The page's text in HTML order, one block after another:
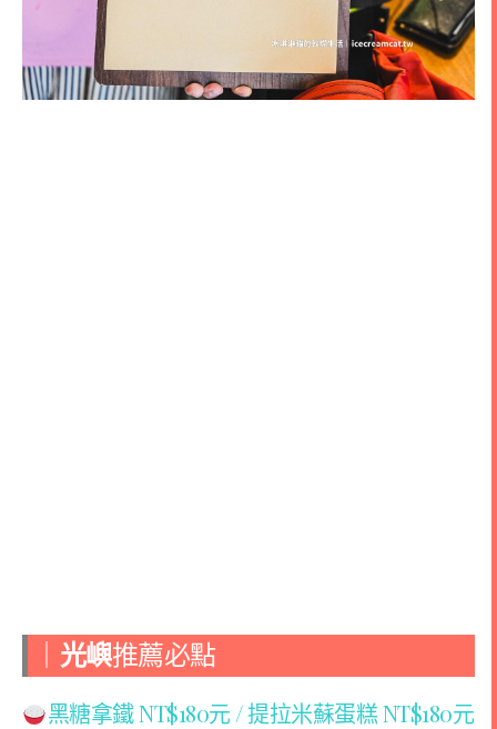
光嶼推薦必點
黑糖拿鐵 NT$180元 /提拉米蘇蛋糕 NT$180元